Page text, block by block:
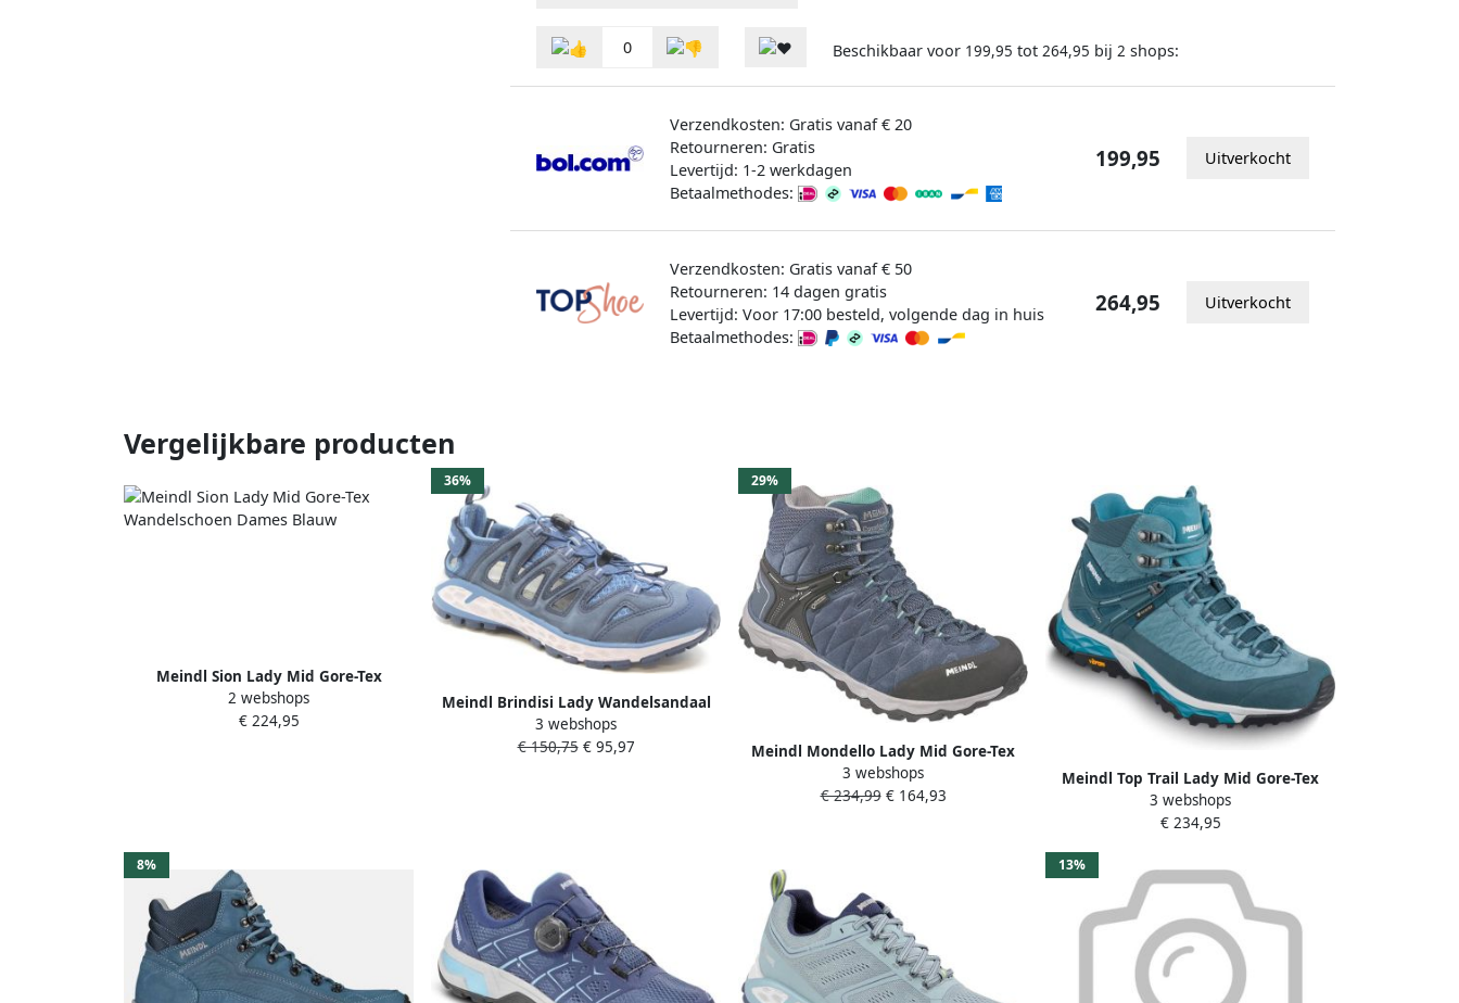
0 Beschikbaar voor 199,95 tot 264,95 bij 2 shops:
Verzendkosten: Gratis vanaf € 20
Retourneren: Gratis
Levertijd: 1-2 werkdagen
Betaalmethodes:
199,95 Uitverkocht
Verzendkosten: Gratis vanaf € 50
Retourneren: 14 dagen gratis
Levertijd: Voor 17:00 besteld, volgende dag in huis
Betaalmethodes:
264,95 Uitverkocht
Vergelijkbare producten
Meindl Sion Lady Mid Gore-Tex
Wandelschoen Dames Blauw
2 webshops
€ 224,95
36%
Meindl Brindisi Lady Wandelsandaal
Dames leren lage wandelschoenen
Jeans Hellblau
3 webshops
€ 150,75€ 95,97
29%
Meindl Mondello Lady Mid Gore-Tex
Wandelschoen Dames waterdichte
lage wandelschoenen Jeans TRkis
3 webshops
€ 234,99€ 164,93
Meindl Top Trail Lady Mid Gore-Tex
Wandelschoen Dames waterdichte mid
wandelschoenen Türkis
3 webshops
€ 234,95
8% 13%